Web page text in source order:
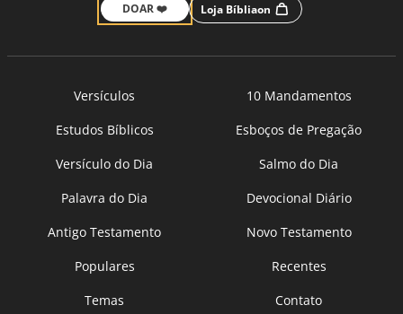
DOAR ❤️ Loja Bíbliaon
Versículos
10 Mandamentos
Estudos Bíblicos
Esboços de Pregação
Versículo do Dia
Salmo do Dia
Palavra do Dia
Devocional Diário
Antigo Testamento
Novo Testamento
Populares
Recentes
Temas
Contato